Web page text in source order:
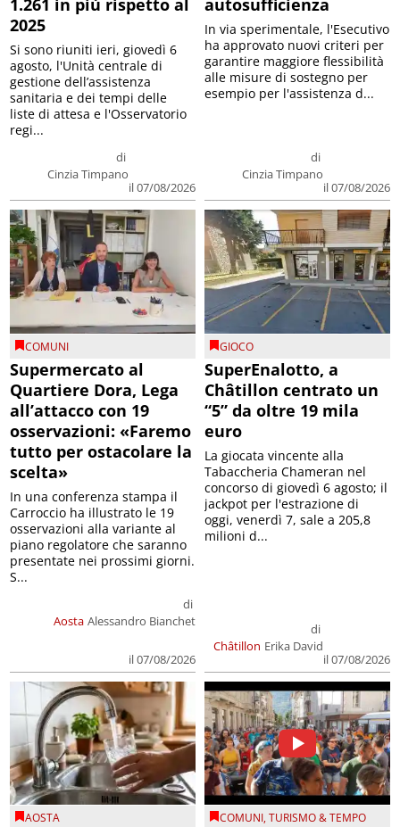
1.261 in più rispetto al
2025
di
Cinzia Timpano
il 07/08/2026
Si sono riuniti ieri, giovedì 6
agosto, l'Unità centrale di
gestione dell’assistenza
sanitaria e dei tempi delle
liste di attesa e l'Osservatorio
regi...
autosufficienza
di
Cinzia Timpano
il 07/08/2026
In via sperimentale, l'Esecutivo
ha approvato nuovi criteri per
garantire maggiore flessibilità
alle misure di sostegno per
esempio per l'assistenza d...
COMUNI
Supermercato al
Quartiere Dora, Lega
all’attacco con 19
osservazioni: «Faremo
tutto per ostacolare la
scelta»
Aosta
di
Alessandro Bianchet
il 07/08/2026
In una conferenza stampa il
Carroccio ha illustrato le 19
osservazioni alla variante al
piano regolatore che saranno
presentate nei prossimi giorni.
S...
GIOCO
SuperEnalotto, a
Châtillon centrato un
“5” da oltre 19 mila
euro
Châtillon
di
Erika David
il 07/08/2026
La giocata vincente alla
Tabaccheria Chameran nel
concorso di giovedì 6 agosto; il
jackpot per l'estrazione di
oggi, venerdì 7, sale a 205,8
milioni d...
AOSTA COMUNI,TURISMO & TEMPO